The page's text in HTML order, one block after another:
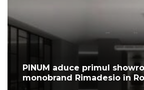
PINUM aduce primul
monobrand Rimadesio în